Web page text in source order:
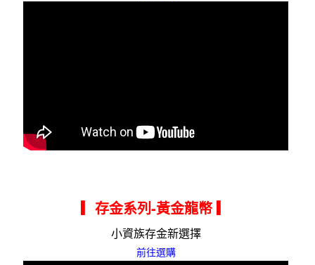
▎存金系列-黃金龍幣 ▎
小資族存金新選擇
前往選購